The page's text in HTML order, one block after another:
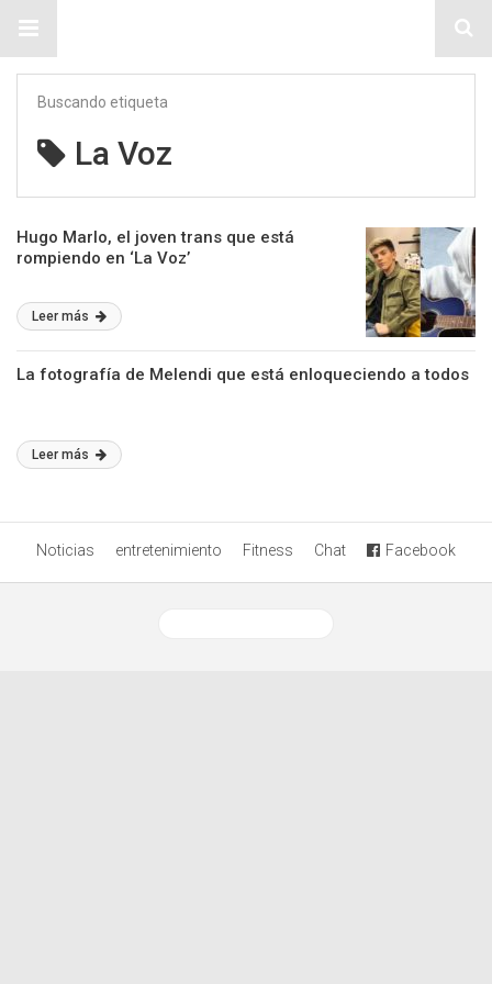
Buscando etiqueta
La Voz
Hugo Marlo, el joven trans que está
rompiendo en ‘La Voz’
Leer más
La fotografía de Melendi que está enloqueciendo a todos
Leer más
Noticias entretenimiento Fitness Chat Facebook